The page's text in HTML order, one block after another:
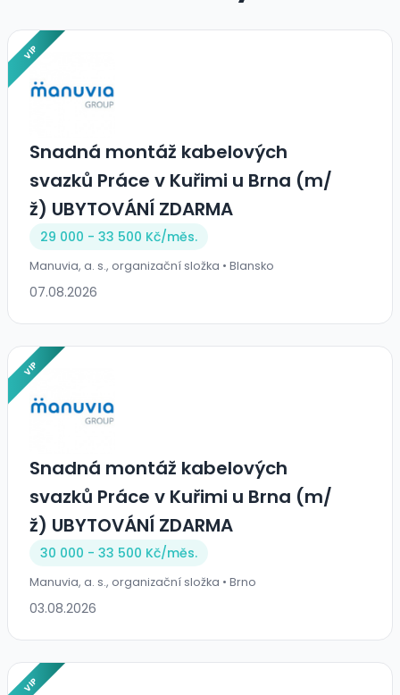
VIP
Snadná montáž kabelových
svazků Práce v Kuřimi u Brna (m/
ž) UBYTOVÁNÍ ZDARMA
29 000 - 33 500 Kč/měs.
Manuvia, a. s., organizační složka • Blansko
07.08.2026
VIP
Snadná montáž kabelových
svazků Práce v Kuřimi u Brna (m/
ž) UBYTOVÁNÍ ZDARMA
30 000 - 33 500 Kč/měs.
Manuvia, a. s., organizační složka • Brno
03.08.2026
VIP